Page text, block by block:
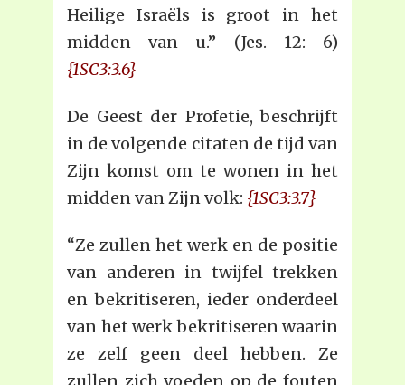
Heilige Israëls is groot in het
midden van u.” (Jes. 12: 6)
{1SC3:3.6}
De Geest der Profetie, beschrijft
in de volgende citaten de tijd van
Zijn komst om te wonen in het
midden van Zijn volk: {1SC3:3.7}
“Ze zullen het werk en de positie
van anderen in twijfel trekken
en bekritiseren, ieder onderdeel
van het werk bekritiseren waarin
ze zelf geen deel hebben. Ze